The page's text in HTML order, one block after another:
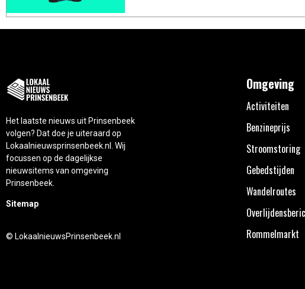
Het laatste nieuws uit Prinsenbeek
volgen? Dat doe je uiteraard op
Lokaalnieuwsprinsenbeek.nl. Wij
focussen op de dagelijkse
nieuwsitems van omgeving
Prinsenbeek.
Sitemap
© LokaalnieuwsPrinsenbeek.nl
Omgeving
Activiteiten
Benzineprijs
Stroomstoring
Gebedstijden
Wandelroutes
Rommelmarkt